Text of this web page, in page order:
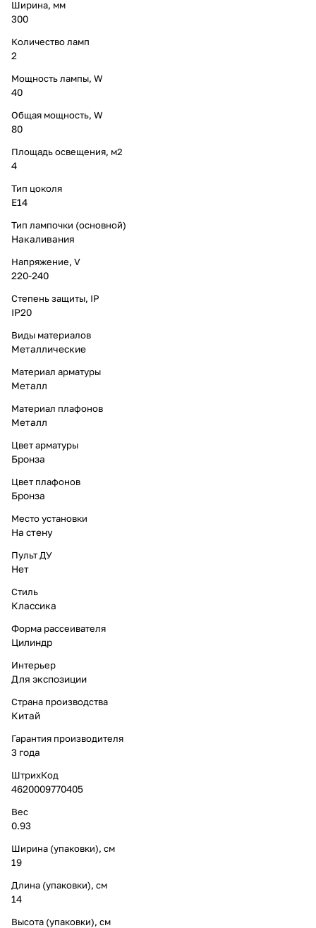
Ширина, мм
300
Количество ламп
2
Мощность лампы, W
40
Общая мощность, W
80
Площадь освещения, м2
4
Тип цоколя
E14
Тип лампочки (основной)
Накаливания
Напряжение, V
220-240
Степень защиты, IP
IP20
Виды материалов
Металлические
Материал арматуры
Металл
Материал плафонов
Металл
Цвет арматуры
Бронза
Цвет плафонов
Бронза
Место установки
На стену
Пульт ДУ
Нет
Стиль
Классика
Форма рассеивателя
Цилиндр
Интерьер
Для экспозиции
Страна производства
Китай
Гарантия производителя
3 года
ШтрихКод
4620009770405
Вес
0.93
Ширина (упаковки), см
19
Длина (упаковки), см
14
Высота (упаковки), см